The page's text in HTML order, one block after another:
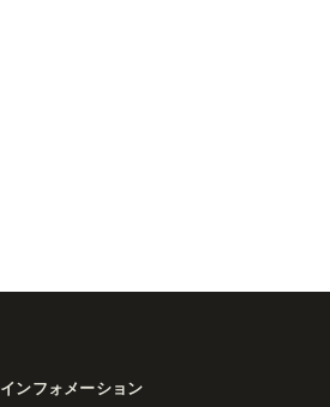
インフォメーション